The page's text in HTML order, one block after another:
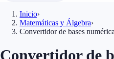
Inicio›
Matemáticas y Álgebra›
Convertidor de bases
Convertidor de